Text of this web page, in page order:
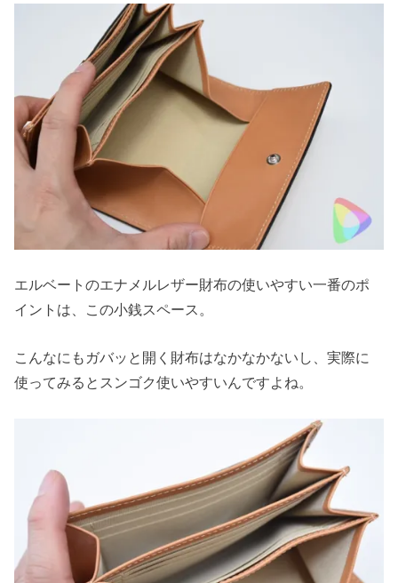
エルベートのエナメルレザー財布の使いやすい一番のポ
イントは、この小銭スペース。
こんなにもガバッと開く財布はなかなかないし、実際に
使ってみるとスンゴク使いやすいんですよね。